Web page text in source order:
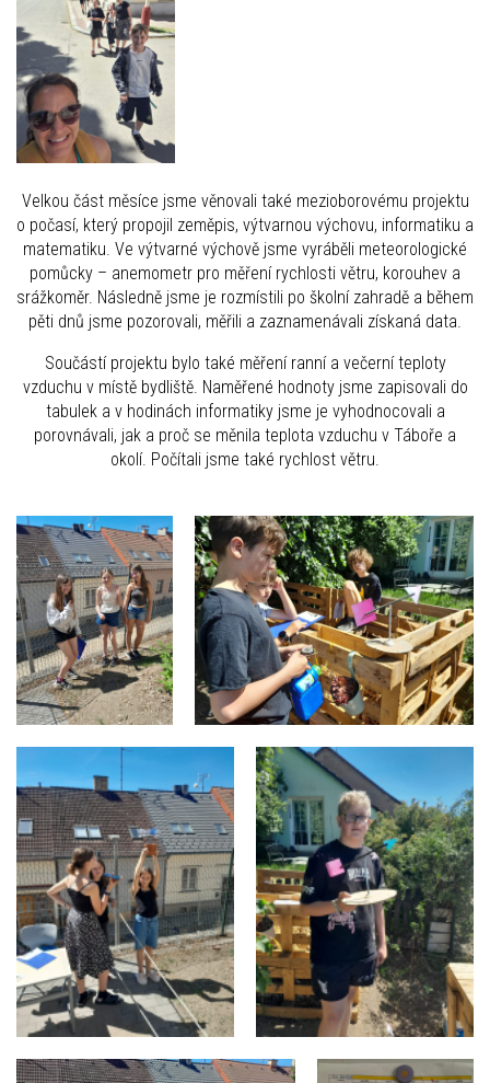
Velkou část měsíce jsme věnovali také mezioborovému projektu
o počasí, který propojil zeměpis, výtvarnou výchovu, informatiku a
matematiku. Ve výtvarné výchově jsme vyráběli meteorologické
pomůcky – anemometr pro měření rychlosti větru, korouhev a
srážkoměr. Následně jsme je rozmístili po školní zahradě a během
pěti dnů jsme pozorovali, měřili a zaznamenávali získaná data.
Součástí projektu bylo také měření ranní a večerní teploty
vzduchu v místě bydliště. Naměřené hodnoty jsme zapisovali do
tabulek a v hodinách informatiky jsme je vyhodnocovali a
porovnávali, jak a proč se měnila teplota vzduchu v Táboře a
okolí. Počítali jsme také rychlost větru.